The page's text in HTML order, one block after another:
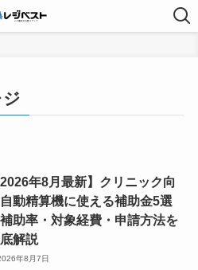
2026年8月最新】クリニック向
動精算機に使える補助金5選
補助率・対象経費・申請方法を
解説
年8月7日